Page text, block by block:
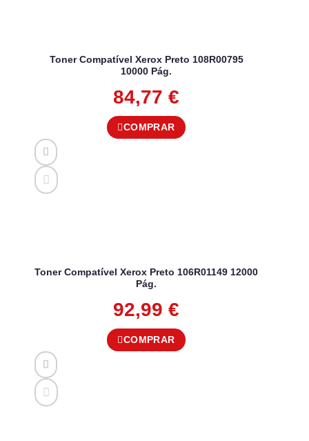
Toner Compatível Xerox Preto 108R00795
10000 Pág.
84,77 €
COMPRAR
Toner Compatível Xerox Preto 106R01149 12000
Pág.
92,99 €
COMPRAR